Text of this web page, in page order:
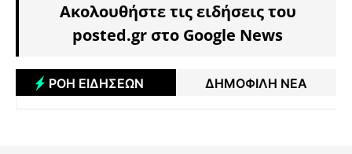
Ακολουθήστε τις ειδήσεις του
posted.gr στο Google News
ΡΟΗ ΕΙΔΗΣΕΩΝ ΔΗΜΟΦΙΛΗ ΝΕΑ